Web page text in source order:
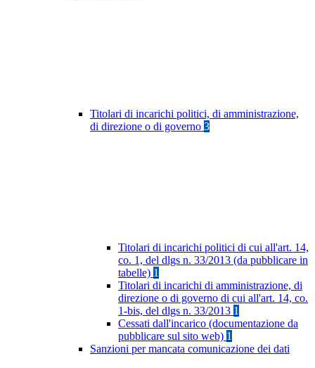
Titolari di incarichi politici, di amministrazione,
di direzione o di governo 3
Titolari di incarichi politici di cui all'art. 14,
co. 1, del dlgs n. 33/2013 (da pubblicare in
tabelle) 1
Titolari di incarichi di amministrazione, di
direzione o di governo di cui all'art. 14, co.
1-bis, del dlgs n. 33/2013 1
Cessati dall'incarico (documentazione da
pubblicare sul sito web) 1
Sanzioni per mancata comunicazione dei dati